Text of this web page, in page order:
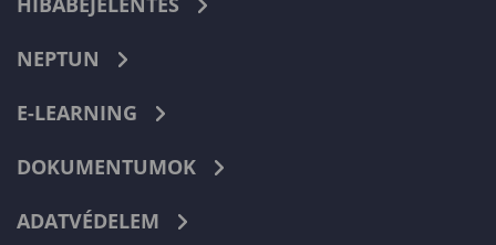
NEPTUN
E-LEARNING
DOKUMENTUMOK
ADATVÉDELEM